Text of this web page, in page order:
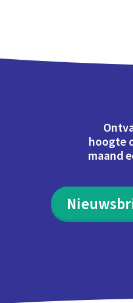
hoogte
maand